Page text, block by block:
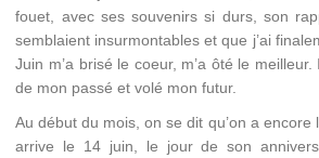
fouet, avec ses souvenirs si durs, son
semblaient insurmontables et que j’ai
Juin m’a brisé le coeur, m’a ôté le
de mon passé et volé mon futur.
Au début du mois, on se dit qu’on a encore
arrive le 14 juin, le jour de son